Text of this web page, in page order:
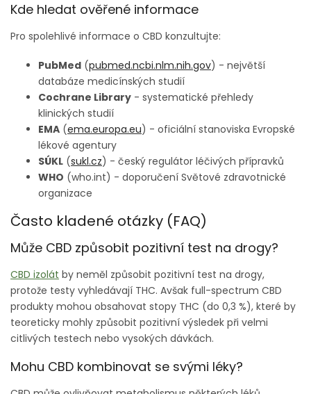
Kde hledat ověřené informace
Pro spolehlivé informace o CBD konzultujte:
PubMed (pubmed.ncbi.nlm.nih.gov) - největší
databáze medicínských studií
Cochrane Library - systematické přehledy
klinických studií
EMA (ema.europa.eu) - oficiální stanoviska Evropské
lékové agentury
SÚKL (sukl.cz) - český regulátor léčivých přípravků
WHO (who.int) - doporučení Světové zdravotnické
organizace
Často kladené otázky (FAQ)
Může CBD způsobit pozitivní test na drogy?
CBD izolát by neměl způsobit pozitivní test na drogy,
protože testy vyhledávají THC. Avšak full-spectrum CBD
produkty mohou obsahovat stopy THC (do 0,3 %), které by
teoreticky mohly způsobit pozitivní výsledek při velmi
citlivých testech nebo vysokých dávkách.
Mohu CBD kombinovat se svými léky?